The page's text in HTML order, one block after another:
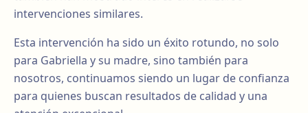
intervenciones similares.
Esta intervención ha sido un éxito rotundo, no solo
para Gabriella y su madre, sino también para
nosotros, continuamos siendo un lugar de confianza
para quienes buscan resultados de calidad y una